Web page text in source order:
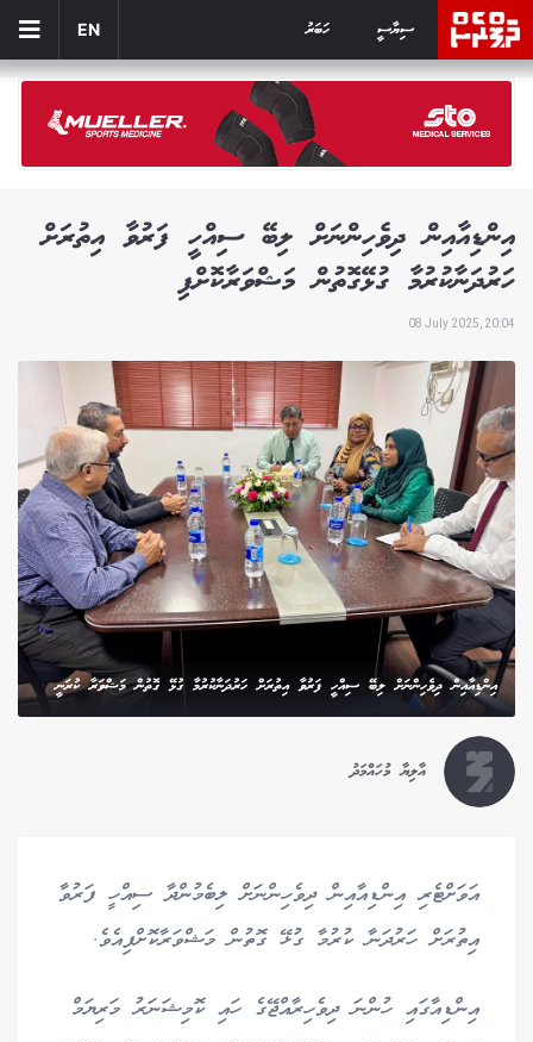
ސިޔާސީ ހަބަރު EN
އިންޑިއާއިން ދިވެހިންނަށް ލިބޭ ސިއްހީ ފަރުވާ އިތުރަށް
ހަރުދަނާކުރުމާ ގުޅޭގޮތުން މަޝްވަރާކޮށްފި
08 July 2025, 20:04
އިންޑިއާއިން ދިވެހިންނަށް ލިބޭ ސިއްހީ ފަރުވާ އިތުރަށް ހަރުދަނާކުރުމާ ގުޅޭ ގޮތުން މަޝްވަރާ ކުރަނީ
އާލިޔާ މުހައްމަދު
އަވަށްޓެރި އިންޑިއާއިން ދިވެހިންނަށް ލިބެމުންދާ ސިއްހީ ފަރުވާ
އިތުރަށް ހަރުދަނާ ކުރުމާ ގުޅޭ ގޮތުން މަޝްވަރާކޮށްފިއެވެ.
އިންޑިއާގައި ހުންނަ ދިވެހިރާއްޖޭގެ ހައި ކޮމިޝަނަރު މަރިޔަމް